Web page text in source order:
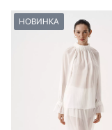
НОВИНКА